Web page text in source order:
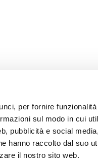
per fornire
sul modo in cui
pubblicità e social
hanno raccolto dal suo
il nostro sito web.